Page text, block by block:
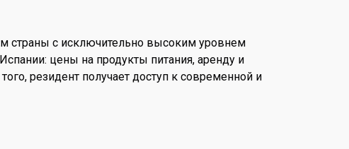
страны с исключительно высоким уровнем
цены на продукты питания, аренду и
резидент получает доступ к современной и